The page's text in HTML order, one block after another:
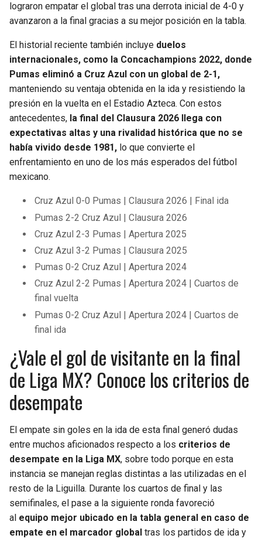
lograron empatar el global tras una derrota inicial de 4-0 y
avanzaron a la final gracias a su mejor posición en la tabla.
El historial reciente también incluye duelos
internacionales, como la Concachampions 2022, donde
Pumas eliminó a Cruz Azul con un global de 2-1,
manteniendo su ventaja obtenida en la ida y resistiendo la
presión en la vuelta en el Estadio Azteca. Con estos
antecedentes, la final del Clausura 2026 llega con
expectativas altas y una rivalidad histórica que no se
había vivido desde 1981, lo que convierte el
enfrentamiento en uno de los más esperados del fútbol
mexicano.
Cruz Azul 0-0 Pumas | Clausura 2026 | Final ida
Pumas 2-2 Cruz Azul | Clausura 2026
Cruz Azul 2-3 Pumas | Apertura 2025
Cruz Azul 3-2 Pumas | Clausura 2025
Pumas 0-2 Cruz Azul | Apertura 2024
Cruz Azul 2-2 Pumas | Apertura 2024 | Cuartos de
final vuelta
Pumas 0-2 Cruz Azul | Apertura 2024 | Cuartos de
final ida
¿Vale el gol de visitante en la final
de Liga MX? Conoce los criterios de
desempate
El empate sin goles en la ida de esta final generó dudas
entre muchos aficionados respecto a los criterios de
desempate en la Liga MX, sobre todo porque en esta
instancia se manejan reglas distintas a las utilizadas en el
resto de la Liguilla. Durante los cuartos de final y las
semifinales, el pase a la siguiente ronda favoreció
al equipo mejor ubicado en la tabla general en caso de
empate en el marcador global tras los partidos de ida y